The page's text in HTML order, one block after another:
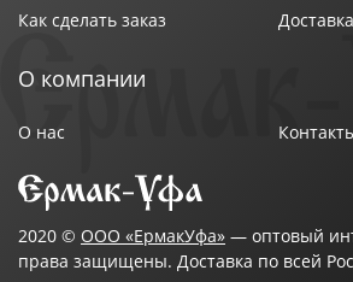
Как сделать заказ
О компании
О нас
2020 © ООО «ЕрмакУфа» — оптовый
права защищены. Доставка по всей